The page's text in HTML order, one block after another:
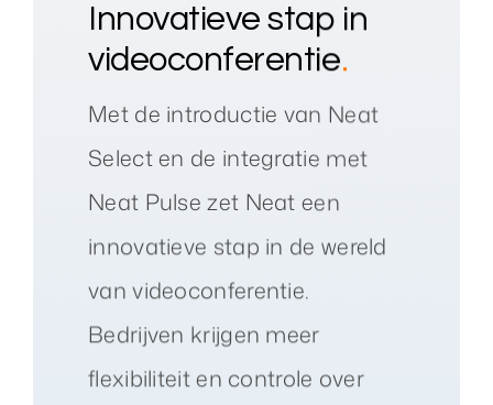
Innovatieve stap in
videoconferentie.
Met de introductie van Neat
Select en de integratie met
Neat Pulse zet Neat een
innovatieve stap in de wereld
van videoconferentie.
Bedrijven krijgen meer
flexibiliteit en controle over